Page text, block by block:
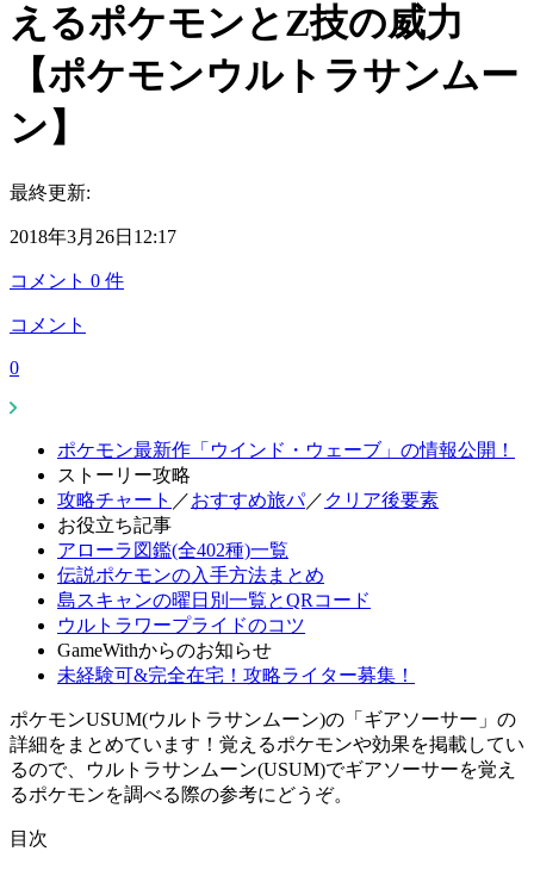
えるポケモンとZ技の威力
【ポケモンウルトラサンムー
ン】
最終更新:
2018年3月26日12:17
コメント 0 件
コメント
0
ポケモン最新作「ウインド・ウェーブ」の情報公開！
ストーリー攻略
攻略チャート ／おすすめ旅パ／ クリア後要素
お役立ち記事
アローラ図鑑(全402種)一覧
伝説ポケモンの入手方法まとめ
島スキャンの曜日別一覧とQRコード
ウルトラワープライドのコツ
GameWithからのお知らせ
未経験可&完全在宅！攻略ライター募集！
ポケモンUSUM(ウルトラサンムーン)の「ギアソーサー」の
詳細をまとめています！覚えるポケモンや効果を掲載してい
るので、ウルトラサンムーン(USUM)でギアソーサーを覚え
るポケモンを調べる際の参考にどうぞ。
目次